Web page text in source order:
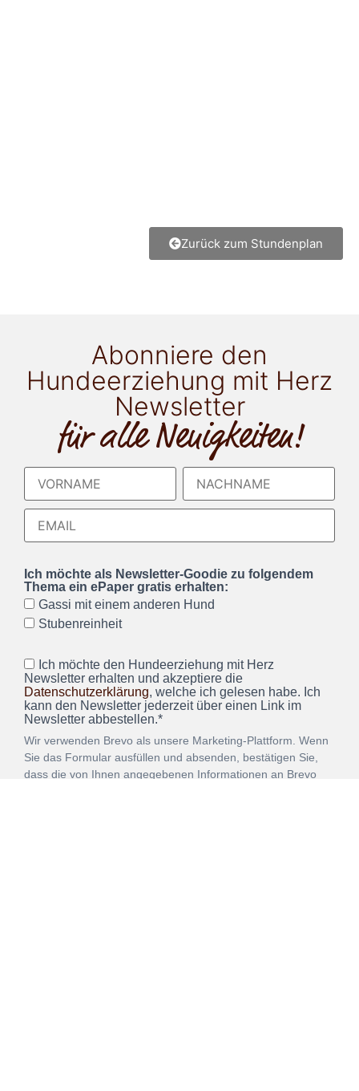
Zurück zum Stundenplan
Abonniere den
Hundeerziehung mit Herz
Newsletter
für alle Neuigkeiten!
Ich möchte als Newsletter-Goodie zu folgendem
Thema ein ePaper gratis erhalten:
Gassi mit einem anderen Hund
Stubenreinheit
Ich möchte den Hundeerziehung mit Herz
Newsletter erhalten und akzeptiere die
Datenschutzerklärung, welche ich gelesen habe. Ich
kann den Newsletter jederzeit über einen Link im
Newsletter abbestellen.*
Wir verwenden Brevo als unsere Marketing-Plattform. Wenn
Sie das Formular ausfüllen und absenden, bestätigen Sie,
dass die von Ihnen angegebenen Informationen an Brevo